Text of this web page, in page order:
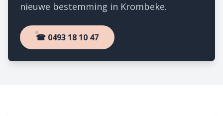
nieuwe bestemming in Krombeke.
☎ 0493 18 10 47